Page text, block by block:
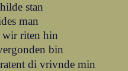
stan
man
riten hin
bin
di vrivnde min